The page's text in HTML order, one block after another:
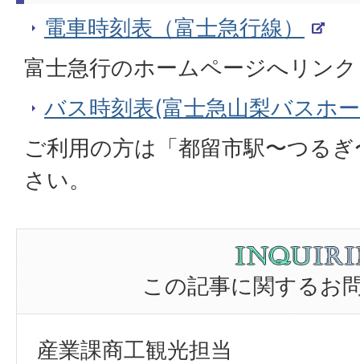
電車時刻表（富士急行線）
富士急行のホームページへリン
バス時刻表(富士急山梨バスホ
ご利用の方は「都留市駅〜つる
さい。
この記事に関するお
産業課商工観光担当